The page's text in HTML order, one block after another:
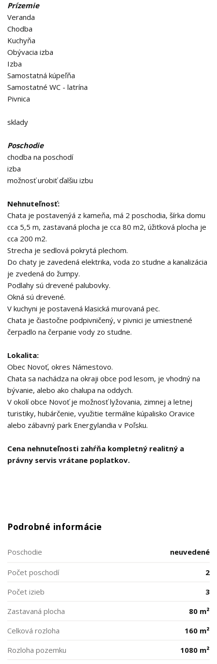
Prízemie
Veranda
Chodba
Kuchyňa
Obývacia izba
Izba
Samostatná kúpeľňa
Samostatné WC - latrína
Pivnica
sklady
Poschodie
chodba na poschodí
izba
možnosť urobiť ďalšiu izbu
Nehnuteľnosť:
Chata je postavenýá z kameňa, má 2 poschodia, šírka domu
cca 5,5 m, zastavaná plocha je cca 80 m2, úžitková plocha je
cca 200 m2.
Strecha je sedlová pokrytá plechom.
Do chaty je zavedená elektrika, voda zo studne a kanalizácia
je zvedená do žumpy.
Podlahy sú drevené palubovky.
Okná sú drevené.
V kuchyni je postavená klasická murovaná pec.
Chata je čiastočne podpivničený, v pivnici je umiestnené
čerpadlo na čerpanie vody zo studne.
Lokalita:
Obec Novoť, okres Námestovo.
Chata sa nachádza na okraji obce pod lesom, je vhodný na
bývanie, alebo ako chalupa na oddych.
V okolí obce Novoť je možnosť lyžovania, zimnej a letnej
turistiky, hubárčenie, využitie termálne kúpalisko Oravice
alebo zábavný park Energylandia v Poľsku.
Cena nehnuteľnosti zahŕňa kompletný realitný a
právny servis vrátane poplatkov.
Podrobné informácie
Poschodie neuvedené
Počet poschodí
2
Počet izieb
3
Zastavaná plocha
80 m²
Celková rozloha
160 m²
Rozloha pozemku
1080 m²